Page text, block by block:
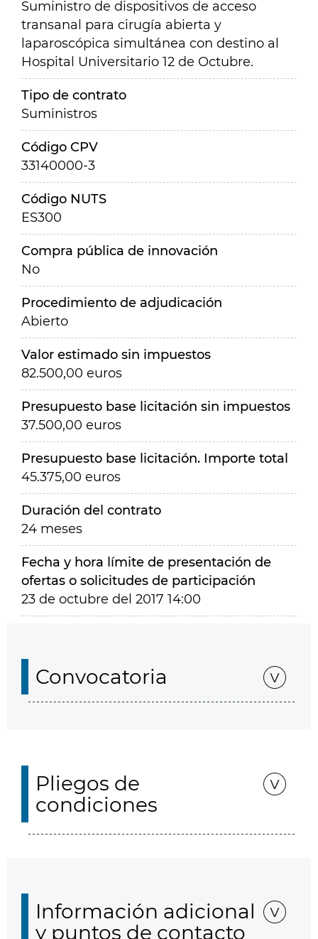
Suministro de dispositivos de acceso
transanal para cirugía abierta y
laparoscópica simultánea con destino al
Hospital Universitario 12 de Octubre.
Tipo de contrato
Suministros
Código CPV
33140000-3
Código NUTS
ES300
Compra pública de innovación
No
Procedimiento de adjudicación
Abierto
Valor estimado sin impuestos
82.500,00 euros
Presupuesto base licitación sin impuestos
37.500,00 euros
Presupuesto base licitación. Importe total
45.375,00 euros
Duración del contrato
24 meses
Fecha y hora límite de presentación de
ofertas o solicitudes de participación
23 de octubre del 2017 14:00
Convocatoria
Pliegos de
condiciones
Información adicional
y puntos de contacto